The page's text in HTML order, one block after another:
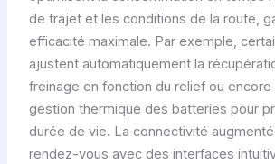
de trajet et les conditions de la route,
efficacité maximale. Par exemple,
ajustent automatiquement la
freinage en fonction du relief ou encore
gestion thermique des batteries pour
durée de vie. La connectivité
rendez-vous avec des interfaces